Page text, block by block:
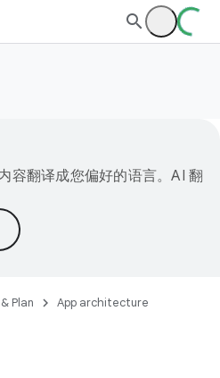
容翻译成您偏好的语言。AI 翻
Plan App architecture